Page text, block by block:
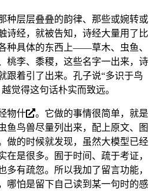
种层层叠叠的韵律、那些或婉转或
诗经，就被告知，诗经大量用了比
种具体的东西上——草木、虫鱼、
桃李、黍稷，这些名字一出来，诗
跟着引了出来。孔子说“多识于鸟
觉得这句话朴实而致远。
物什
。它做的事情很简单，就是
鱼鸟兽尽量列出来，配上原文、图
做的时候就发现，虽然大模型已经
在是很多。囿于时间、疏于考证，
多有疏忽。所以我加了留言功能，
哪怕是留下自己读到某一句时的感